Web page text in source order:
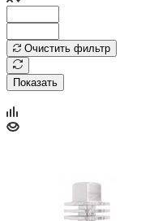
Очистить фильтр
Показать